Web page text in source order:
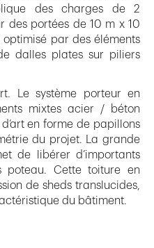
des charges de 2
des portées de 10 m x 10
par des éléments
dalles plates sur piliers
Le système porteur en
mixtes acier / béton
en forme de papillons
du projet. La grande
de libérer d’importants
poteau. Cette toiture en
de sheds translucides,
du bâtiment.